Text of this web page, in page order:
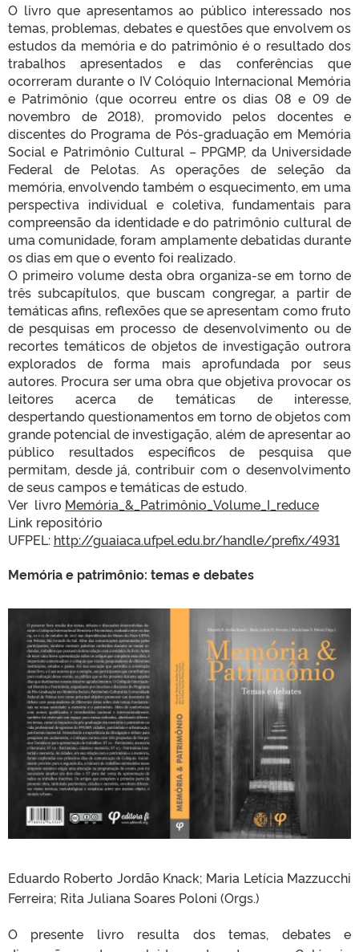
O livro que apresentamos ao público interessado nos
temas, problemas, debates e questões que envolvem os
estudos da memória e do patrimônio é o resultado dos
trabalhos apresentados e das conferências que
ocorreram durante o IV Colóquio Internacional Memória
e Patrimônio (que ocorreu entre os dias 08 e 09 de
novembro de 2018), promovido pelos docentes e
discentes do Programa de Pós-graduação em Memória
Social e Patrimônio Cultural – PPGMP, da Universidade
Federal de Pelotas. As operações de seleção da
memória, envolvendo também o esquecimento, em uma
perspectiva individual e coletiva, fundamentais para
compreensão da identidade e do patrimônio cultural de
uma comunidade, foram amplamente debatidas durante
os dias em que o evento foi realizado.
O primeiro volume desta obra organiza-se em torno de
três subcapítulos, que buscam congregar, a partir de
temáticas afins, reflexões que se apresentam como fruto
de pesquisas em processo de desenvolvimento ou de
recortes temáticos de objetos de investigação outrora
explorados de forma mais aprofundada por seus
autores. Procura ser uma obra que objetiva provocar os
leitores acerca de temáticas de interesse,
despertando questionamentos em torno de objetos com
grande potencial de investigação, além de apresentar ao
público resultados específicos de pesquisa que
permitam, desde já, contribuir com o desenvolvimento
de seus campos e temáticas de estudo.
Ver livro Memória_&_Patrimônio_Volume_I_reduce
Link repositório
UFPEL: http://guaiaca.ufpel.edu.br/handle/prefix/4931
Memória e patrimônio: temas e debates
Eduardo Roberto Jordão Knack; Maria Letícia Mazzucchi
Ferreira; Rita Juliana Soares Poloni (Orgs.)
O presente livro resulta dos temas, debates e